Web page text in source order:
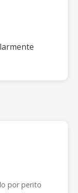
por perito